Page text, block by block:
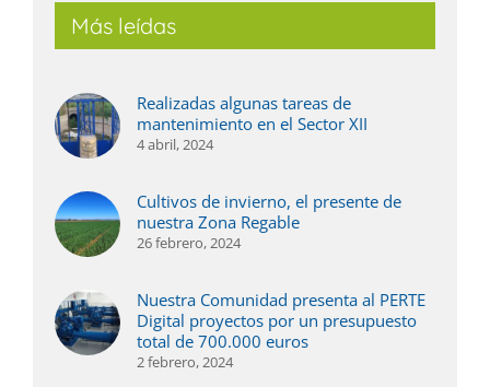
Más leídas
Realizadas algunas tareas de
mantenimiento en el Sector XII
4 abril, 2024
Cultivos de invierno, el presente de
nuestra Zona Regable
26 febrero, 2024
Nuestra Comunidad presenta al PERTE
Digital proyectos por un presupuesto
total de 700.000 euros
2 febrero, 2024